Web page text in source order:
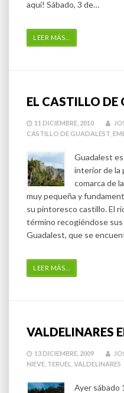
aquí! Sábado, 3 de…
LEER MÁS
EL CASTILLO DE
11 DICIEMBRE, 2010
CASTILLO DE GUADALEST
Guadalest
interior de la
comarca de
muy pequeña y
su pintoresco castillo. El
término recogiéndose
Guadalest, que se
LEER MÁS
VALDELINARES
13 DICIEMBRE, 2009
NIEVE TERUEL VALDELINARES
Ayer sábado